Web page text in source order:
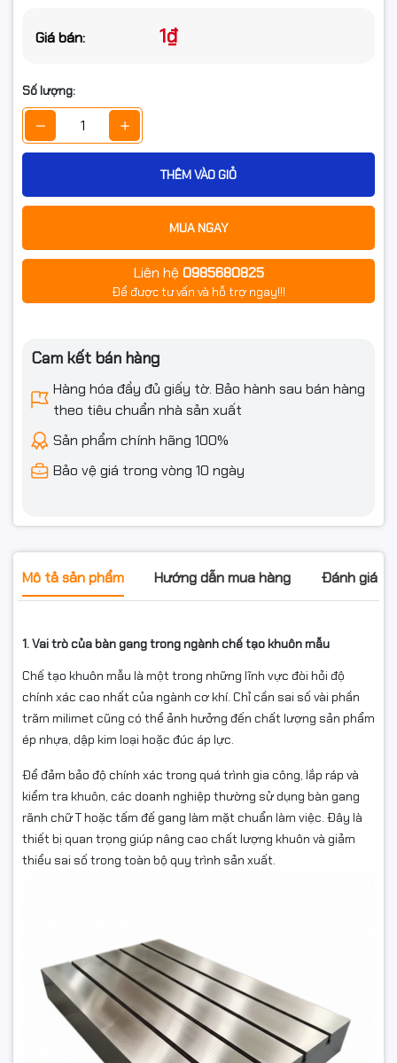
Giá bán: 1₫
Số lượng:
THÊM VÀO GIỎ
MUA NGAY
Liên hệ 0985680825
Để được tư vấn và hỗ trợ ngay!!!
Cam kết bán hàng
Hàng hóa đầy đủ giấy tờ. Bảo hành sau bán hàng
theo tiêu chuẩn nhà sản xuất
Sản phẩm chính hãng 100%
Bảo vệ giá trong vòng 10 ngày
Mô tả sản phẩm Hướng dẫn mua hàng Đánh giá
1. Vai trò của bàn gang trong ngành chế tạo khuôn mẫu
Chế tạo khuôn mẫu là một trong những lĩnh vực đòi hỏi độ
chính xác cao nhất của ngành cơ khí. Chỉ cần sai số vài phần
trăm milimet cũng có thể ảnh hưởng đến chất lượng sản phẩm
ép nhựa, dập kim loại hoặc đúc áp lực.
Để đảm bảo độ chính xác trong quá trình gia công, lắp ráp và
kiểm tra khuôn, các doanh nghiệp thường sử dụng bàn gang
rãnh chữ T hoặc tấm đế gang làm mặt chuẩn làm việc. Đây là
thiết bị quan trọng giúp nâng cao chất lượng khuôn và giảm
thiểu sai số trong toàn bộ quy trình sản xuất.